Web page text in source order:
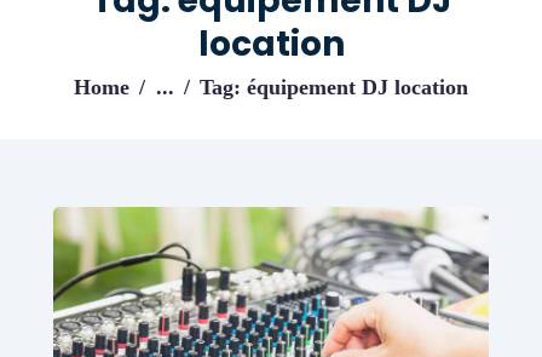
location
Home ... Tag: équipement DJ location
ACCUEIL